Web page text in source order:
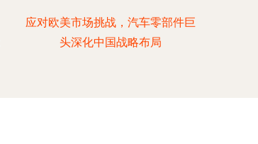
应对欧美市场挑战，汽车零部件巨
头深化中国战略布局